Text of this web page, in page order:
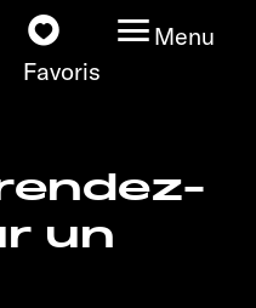
Favoris
Menu
un